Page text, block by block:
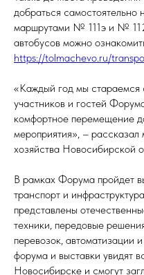
добраться
маршрутами № 111э и №
автобусов можно
https://tolmachevo.ru/
«Каждый год мы стараемся
участников и гостей
комфортное перемещение
мероприятия», –
хозяйства Новосибирской
В рамках Форума пройдет
транспорт и
представлены
техники, передовые
перевозок, автоматизации
форума и выставки увидят
Новосибирске и смогут